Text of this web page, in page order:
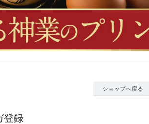
ショップへ戻る
登録